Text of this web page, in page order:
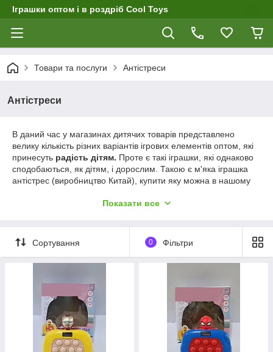
Іграшки оптом і в роздріб Cool Toys
Товари та послуги Антістреси
Антістреси
В даний час у магазинах дитячих товарів представлено
велику кількість різних варіантів ігрових елементів оптом, які
принесуть радість дітям. Проте є такі іграшки, які однаково
сподобаються, як дітям, і дорослим. Такою є м'яка іграшка
антістрес (виробництво Китай), купити яку можна в нашому
Такі забавні, милі та яскраві іграшки принесуть масу
іграшки антістреси оптом буде вигідним вкладенням.
Він дійсно надає розслаблюючу та антистресову дію на
можуть мати різні форми, дизайн та розмір. Найбільш
популярні: павук, тарантул та ін. Товари антістрес великим
оптом – це відмінний вибір серед решти видів ігрових
виробів.
Показати все
Сортування 0 Фільтри